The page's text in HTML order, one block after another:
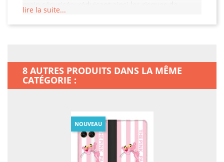
glissement. Avec son design élégant et ses
découpes précises, cette Housse Cuir Portefeuille
G87.
lire la suite...
8 AUTRES PRODUITS DANS LA MÊME
CATÉGORIE :
NOUVEAU